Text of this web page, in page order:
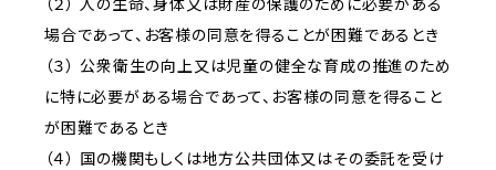
（２） 人の生命、身体又は財産の保護のために必要がある
場合であって、お客様の同意を得ることが困難であるとき
（３） 公衆衛生の向上又は児童の健全な育成の推進のため
に特に必要がある場合であって、お客様の同意を得ること
が困難であるとき
（４） 国の機関もしくは地方公共団体又はその委託を受け